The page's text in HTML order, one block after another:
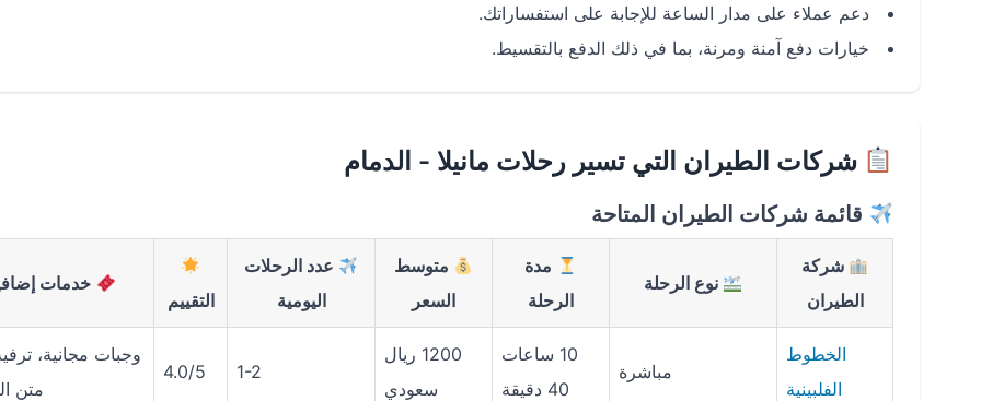
دعم عملاء على مدار الساعة للإجابة على استفساراتك.
خيارات دفع آمنة ومرنة، بما في ذلك الدفع بالتقسيط.
شركات الطيران التي تسير رحلات مانيلا - الدمام
قائمة شركات الطيران المتاحة
شركة
الطيران
نوع الرحلة
مدة
الرحلة
متوسط
السعر
عدد الرحلات
اليومية
التقييم
خدمات
الخطوط
الفلبينية
مباشرة
10 ساعات
40 دقيقة
1200 ريال
سعودي
1-2
4.0/5
وجبات مجانية،
متن